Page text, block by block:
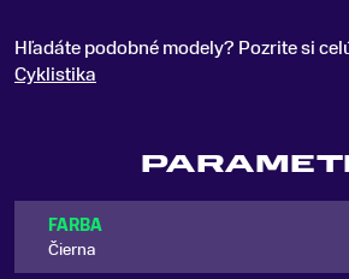
Hľadáte podobné modely? Pozrite si
Cyklistika
FARBA
Čierna